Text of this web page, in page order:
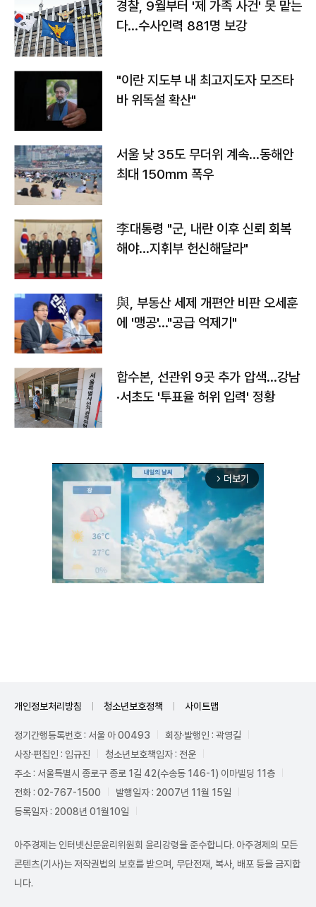
경찰, 9월부터 '제 가족 사건' 못 맡는
다…수사인력 881명 보강
"이란 지도부 내 최고지도자 모즈타
바 위독설 확산"
서울 낮 35도 무더위 계속…동해안
최대 150㎜ 폭우
李대통령 "군, 내란 이후 신뢰 회복
해야…지휘부 헌신해달라"
與, 부동산 세제 개편안 비판 오세훈
에 '맹공'…"공급 억제기"
합수본, 선관위 9곳 추가 압색…강남
·서초도 '투표율 허위 입력' 정황
arrow_forward_ios 더보기
개인정보처리방침 청소년보호정책 사이트맵
정기간행등록번호 : 서울 아 00493
회장·발행인 : 곽영길
사장·편집인 : 임규진
청소년보호책임자 : 전운
주소 : 서울특별시 종로구 종로 1길 42(수송동 146-1) 이마빌딩 11층
전화 : 02-767-1500
발행일자 : 2007년 11월 15일
등록일자 : 2008년 01월10일
아주경제는 인터넷신문윤리위원회 윤리강령을 준수합니다. 아주경제의 모든
콘텐츠(기사)는 저작권법의 보호를 받으며, 무단전재, 복사, 배포 등을 금지합
니다.